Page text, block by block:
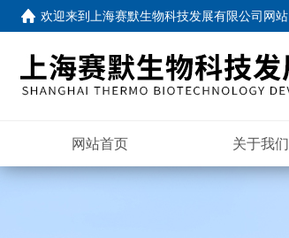
欢迎来到 上海赛默生物科技发展有限公司网站
网站首页 关于我们